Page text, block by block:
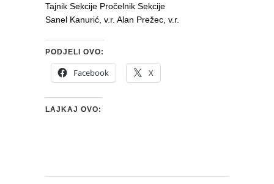
Tajnik Sekcije Pročelnik Sekcije
Sanel Kanurić, v.r. Alan Prežec, v.r.
PODJELI OVO:
Facebook X
LAJKAJ OVO: